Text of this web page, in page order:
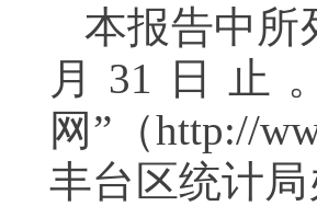
本报告中所
月31日止
网”（http://
丰台区统计